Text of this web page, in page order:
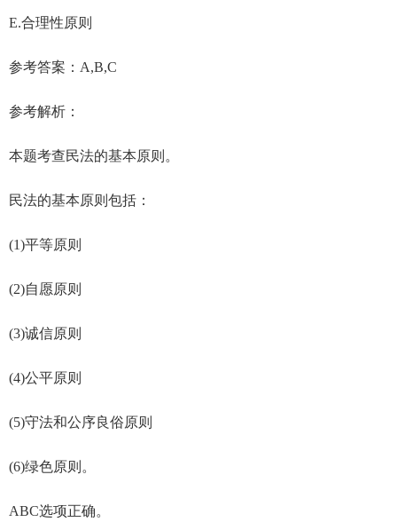
E.合理性原则
参考答案：A,B,C
参考解析：
本题考查民法的基本原则。
民法的基本原则包括：
(1)平等原则
(2)自愿原则
(3)诚信原则
(4)公平原则
(5)守法和公序良俗原则
(6)绿色原则。
ABC选项正确。